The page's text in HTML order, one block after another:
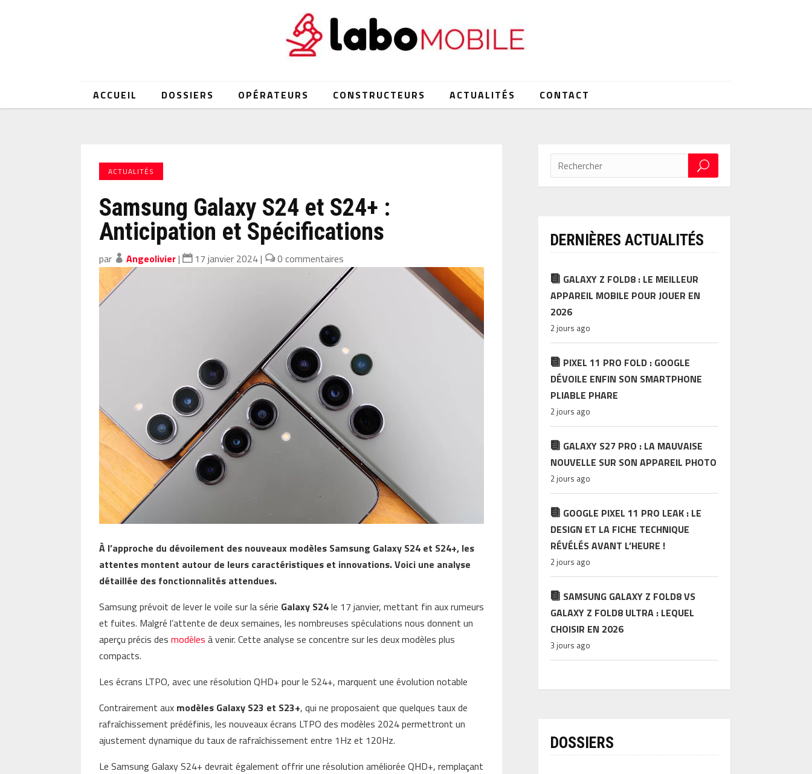
ACCUEIL DOSSIERS OPÉRATEURS CONSTRUCTEURS ACTUALITÉS CONTACT
ACTUALITÉS
Samsung Galaxy S24 et S24+ :
Anticipation et Spécifications
par Angeolivier| 17 janvier 2024| 0 commentaires
À l’approche du dévoilement des nouveaux modèles Samsung Galaxy S24 et S24+, les
attentes montent autour de leurs caractéristiques et innovations. Voici une analyse
détaillée des fonctionnalités attendues.
Samsung prévoit de lever le voile sur la série Galaxy S24le 17 janvier, mettant fin aux rumeurs
et fuites. Malgré l’attente de deux semaines, les nombreuses spéculations nous donnent un
aperçu précis desmodèles à venir. Cette analyse se concentre sur les deux modèles plus
compacts.
Les écrans LTPO, avec une résolution QHD+ pour le S24+, marquent une évolution notable
Contrairement aux modèles Galaxy S23 et S23+, qui ne proposaient que quelques taux de
rafraîchissement prédéfinis, les nouveaux écrans LTPO des modèles 2024 permettront un
ajustement dynamique du taux de rafraîchissement entre 1Hz et 120Hz.
Le Samsung Galaxy S24+ devrait également offrir une résolution améliorée QHD+, remplaçant
DERNIÈRES ACTUALITÉS
GALAXY Z FOLD8 : LE MEILLEUR
APPAREIL MOBILE POUR JOUER EN
2026
2 jours ago
PIXEL 11 PRO FOLD : GOOGLE
DÉVOILE ENFIN SON SMARTPHONE
PLIABLE PHARE
2 jours ago
GALAXY S27 PRO : LA MAUVAISE
NOUVELLE SUR SON APPAREIL PHOTO
2 jours ago
GOOGLE PIXEL 11 PRO LEAK : LE
DESIGN ET LA FICHE TECHNIQUE
RÉVÉLÉS AVANT L’HEURE !
2 jours ago
SAMSUNG GALAXY Z FOLD8 VS
GALAXY Z FOLD8 ULTRA : LEQUEL
CHOISIR EN 2026
3 jours ago
DOSSIERS